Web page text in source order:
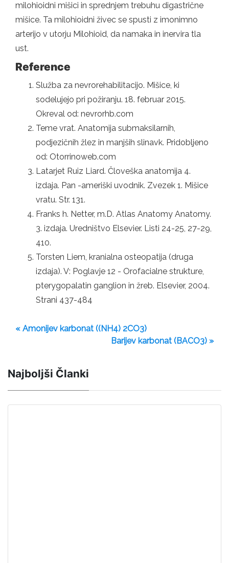
milohioidni mišici in sprednjem trebuhu digastrične
mišice. Ta milohioidni živec se spusti z imonimno
arterijo v utorju Milohioid, da namaka in inervira tla
ust.
Reference
Služba za nevrorehabilitacijo. Mišice, ki
sodelujejo pri požiranju. 18. februar 2015.
Okreval od: nevrorhb.com
Teme vrat. Anatomija submaksilarnih,
podjezičnih žlez in manjših slinavk. Pridobljeno
od: Otorrinoweb.com
Latarjet Ruiz Liard. Človeška anatomija 4.
izdaja. Pan -ameriški uvodnik. Zvezek 1. Mišice
vratu. Str. 131.
Franks h. Netter, m.D. Atlas Anatomy Anatomy.
3. izdaja. Uredništvo Elsevier. Listi 24-25, 27-29,
410.
Torsten Liem, kranialna osteopatija (druga
izdaja). V: Poglavje 12 - Orofacialne strukture,
pterygopalatin ganglion in žreb. Elsevier, 2004.
Strani 437-484
« Amonijev karbonat ((NH4) 2CO3)
Barijev karbonat (BACO3) »
Najboljši Članki